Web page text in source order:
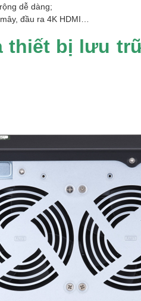
dễ dàng;
đầu ra 4K HDMI…
bị lưu trữ